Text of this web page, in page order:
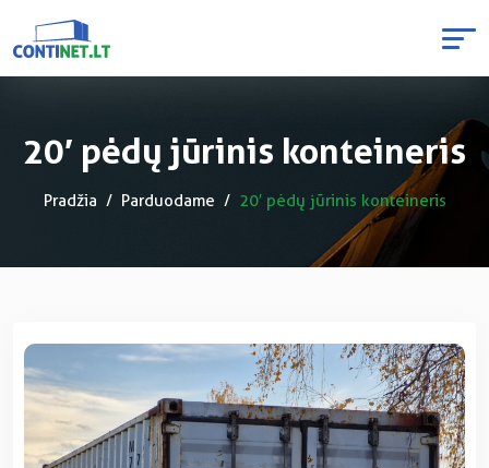
20′ pėdų jūrinis konteineris
Pradžia Parduodame 20′ pėdų jūrinis konteineris